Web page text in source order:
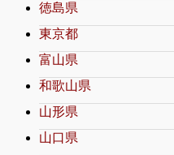
徳島県
東京都
富山県
和歌山県
山形県
山口県